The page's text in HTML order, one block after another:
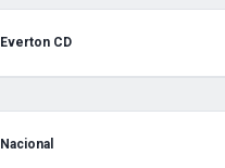
Everton CD
Nacional